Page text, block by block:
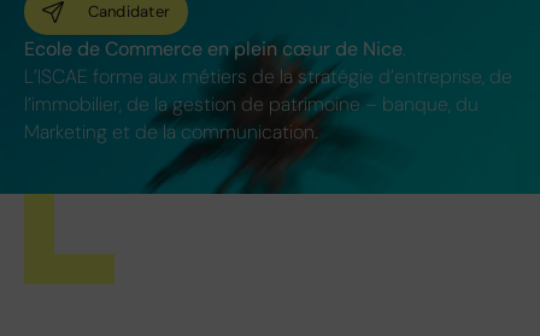
Candidater
Ecole de Commerce en plein cœur de Nice.
L’ISCAE forme aux métiers de la stratégie d’entreprise, de
l’immobilier, de la gestion de patrimoine – banque, du
Marketing et de la communication.